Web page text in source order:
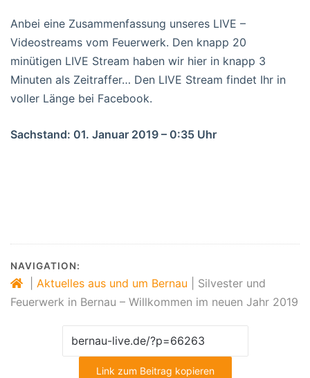
Anbei eine Zusammenfassung unseres LIVE –
Videostreams vom Feuerwerk. Den knapp 20
minütigen LIVE Stream haben wir hier in knapp 3
Minuten als Zeitraffer… Den LIVE Stream findet Ihr in
voller Länge bei Facebook.
Sachstand: 01. Januar 2019 – 0:35 Uhr
NAVIGATION:
Aktuelles aus und um Bernau
Silvester und
Feuerwerk in Bernau – Willkommen im neuen Jahr 2019
Link zum Beitrag kopieren